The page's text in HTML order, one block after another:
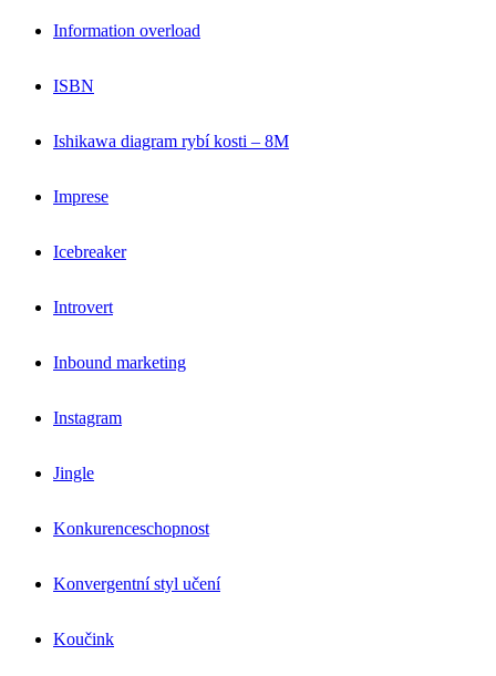
Information overload
ISBN
Ishikawa diagram rybí kosti – 8M
Imprese
Icebreaker
Introvert
Inbound marketing
Instagram
Jingle
Konkurenceschopnost
Konvergentní styl učení
Koučink